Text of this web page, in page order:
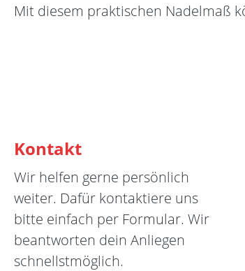
Mit diesem praktischen Nadelmaß
Kontakt
Wir helfen gerne persönlich
weiter. Dafür kontaktiere uns
bitte einfach per Formular. Wir
beantworten dein Anliegen
schnellstmöglich.